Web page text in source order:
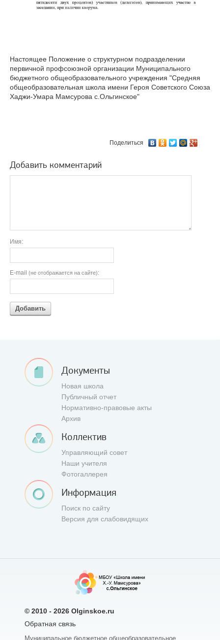
Настоящее Положение о структурном подразделении
первичной профсоюзной организации Муниципального
бюджетного общеобразовательного учреждения "Средняя
общеобразовательная школа имени Героя Советского Союза
Хаджи-Умара Мамсурова с.Ольгинское"
Поделиться
Добавить комментарий
Имя:
E-mail (не отображается на сайте):
Добавить
Документы
Новая школа
Публичный отчет
Нормативно-правовые акты
Архив
Коллектив
Управляющий совет
Наши учителя
Фотогаллерея
Информация
Поиск по сайту
Версия для слабовидящих
© 2010 - 2026 Olginskoe.ru
Обратная связь
Муниципальное бюджетное общеобразовательное